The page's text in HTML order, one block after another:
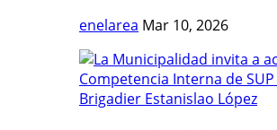
enelarea Mar 10, 2026